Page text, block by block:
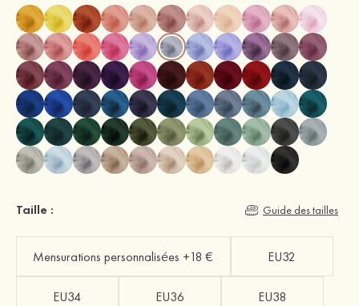
Taille : Guide des tailles
Mensurations personnalisées +18 € EU32
EU34 EU36 EU38